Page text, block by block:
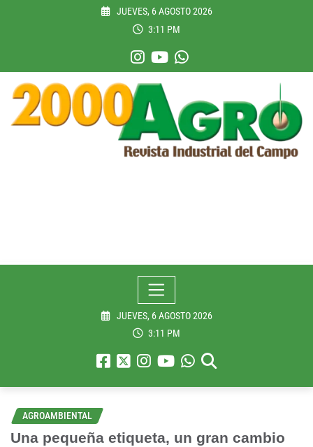
JUEVES, 6 AGOSTO 2026
3:11 PM
JUEVES, 6 AGOSTO 2026
3:11 PM
AGROAMBIENTAL
Una pequeña etiqueta, un gran cambio